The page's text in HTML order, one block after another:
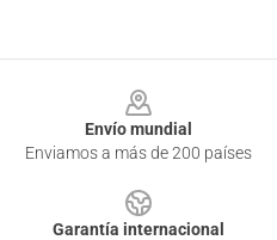
Envío mundial
Enviamos a más de 200 países
Garantía internacional